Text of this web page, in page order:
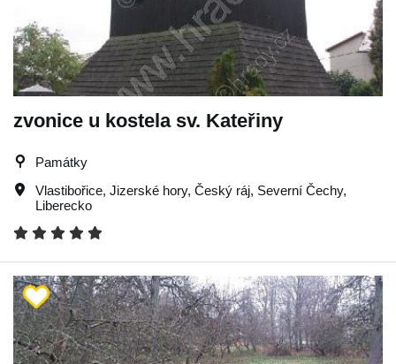
zvonice u kostela sv. Kateřiny
Památky
Vlastibořice, Jizerské hory, Český ráj, Severní Čechy,
Liberecko